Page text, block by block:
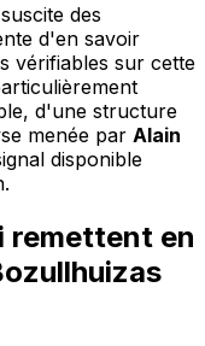
suscite des
d'en savoir
vérifiables sur cette
d'une structure
menée par Alain
disponible
remettent en